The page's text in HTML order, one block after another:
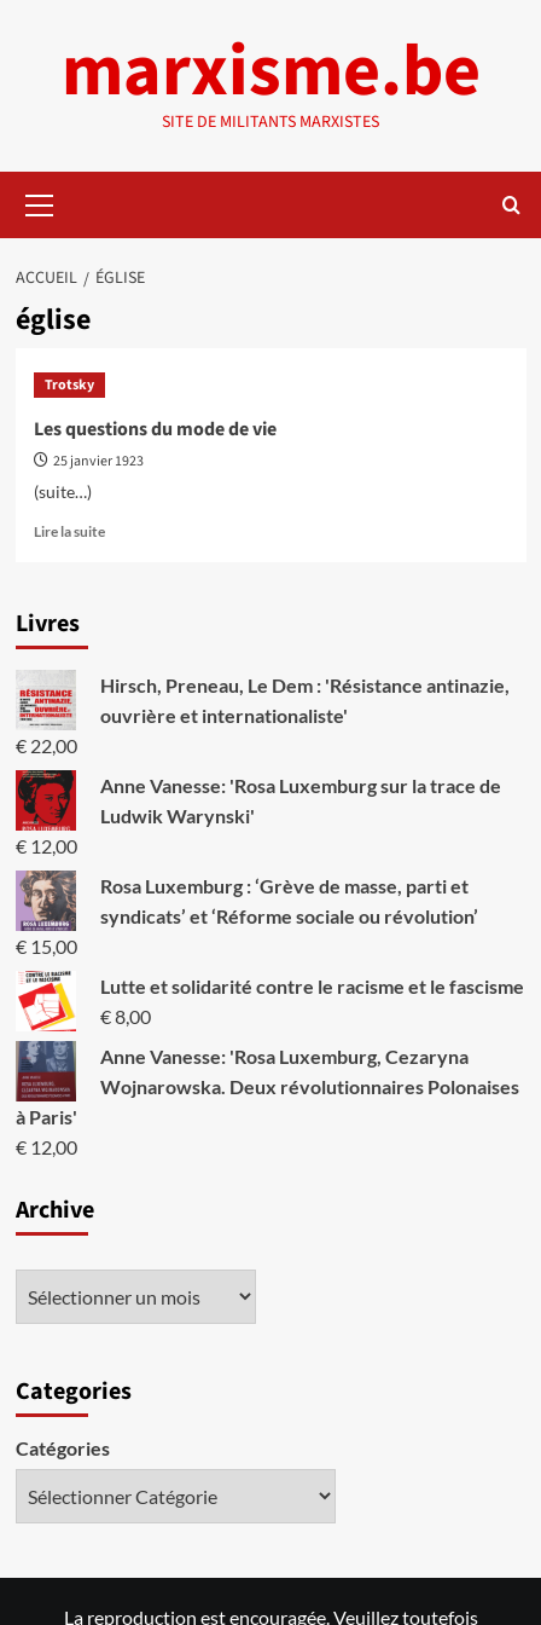
marxisme.be
SITE DE MILITANTS MARXISTES
principal
ACCUEIL ÉGLISE
église
Trotsky
Les questions du mode de vie
25 janvier 1923
(suite…)
Lire la suiteEn
mode
de
Livres
Hirsch, Preneau, Le Dem : 'Résistance antinazie,
ouvrière et internationaliste'
€22,00
Anne Vanesse: 'Rosa Luxemburg sur la trace de
Ludwik Warynski'
€12,00
Rosa Luxemburg : ‘Grève de masse, parti et
syndicats’ et ‘Réforme sociale ou révolution’
€15,00
Lutte et solidarité contre le racisme et le fascisme
€8,00
Anne Vanesse: 'Rosa Luxemburg, Cezaryna
Wojnarowska. Deux révolutionnaires Polonaises
à Paris'
€12,00
Archive
Categories
Catégories
La reproduction est encouragée. Veuillez toutefois